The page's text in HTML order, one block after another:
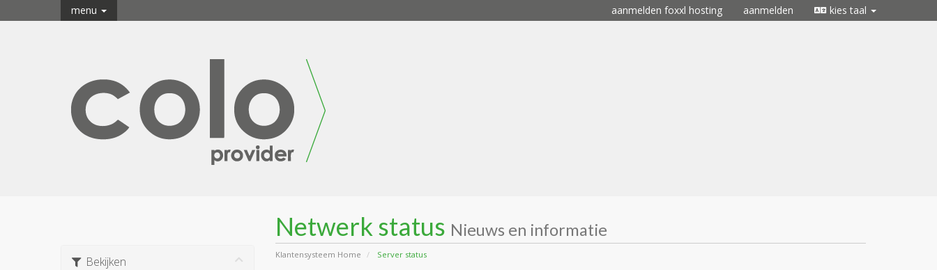
menu aanmelden foxxl hosting aanmelden kies taal
Netwerk status Nieuws en informatie
Klantensysteem Home Server status
Bekijken